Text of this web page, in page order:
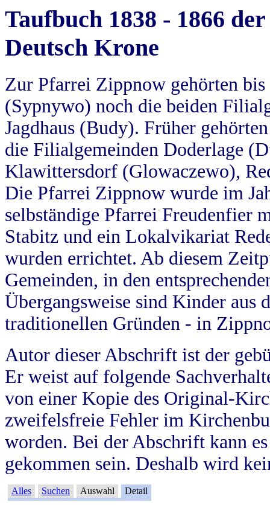
Taufbuch 1838 - 1866
Deutsch Krone
Zur Pfarrei Zippnow gehörten
(Sypnywo) noch die beiden
Jagdhaus (Budy). Früher
die Filialgemeinden Doderlage
Klawittersdorf (Glowaczewo),
Die Pfarrei Zippnow wurde im
selbständige Pfarrei Freudenfier
Stabitz und ein Lokalvikariat
wurden errichtet. Ab diesem
Gemeinden, in den
Übergangsweise sind Kinder aus
traditionellen Gründen - in
Autor dieser Abschrift ist der
Er weist auf folgende
von einer Kopie des Original-
zweifelsfreie Fehler im
worden. Bei der Abschrift kann
gekommen sein. Deshalb wird
Alles Suchen Auswahl Detail